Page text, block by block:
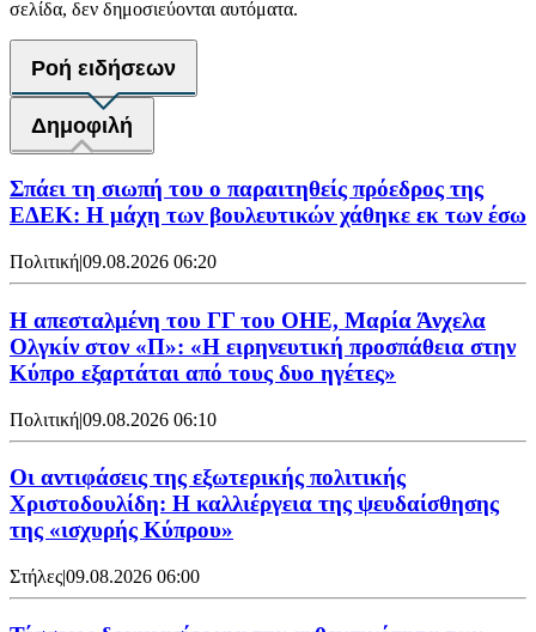
σελίδα, δεν δημοσιεύονται αυτόματα.
Ροή ειδήσεων
Δημοφιλή
Σπάει τη σιωπή του ο παραιτηθείς πρόεδρος της
ΕΔΕΚ: Η μάχη των βουλευτικών χάθηκε εκ των έσω
Πολιτική|09.08.2026 06:20
Η απεσταλμένη του ΓΓ του ΟΗΕ, Μαρία Άνχελα
Ολγκίν στον «Π»: «Η ειρηνευτική προσπάθεια στην
Κύπρο εξαρτάται από τους δυο ηγέτες»
Πολιτική|09.08.2026 06:10
Οι αντιφάσεις της εξωτερικής πολιτικής
Χριστοδουλίδη: Η καλλιέργεια της ψευδαίσθησης
της «ισχυρής Κύπρου»
Στήλες|09.08.2026 06:00